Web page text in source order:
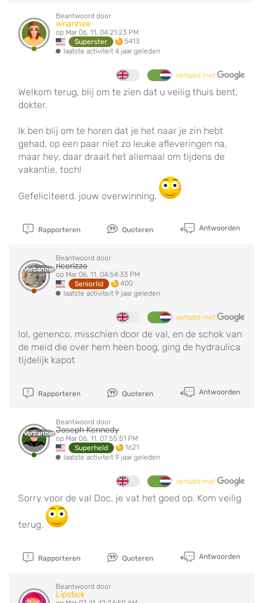
Beantwoord door
wnanhee
op Mar 06, 11, 04:21:23 PM
Superster
5413
laatste activiteit 4 jaar geleden
vertaald met
Welkom terug, blij om te zien dat u veilig thuis bent,
dokter.
Ik ben blij om te horen dat je het naar je zin hebt
gehad, op een paar niet zo leuke afleveringen na,
maar hey, daar draait het allemaal om tijdens de
vakantie, toch!
Gefeliciteerd. jouw overwinning.
Rapporteren Quoteren Antwoorden
Verbannen
Beantwoord door
ricorizzo
op Mar 06, 11, 04:54:33 PM
Seniorlid
400
laatste activiteit 9 jaar geleden
vertaald met
lol, genenco, misschien door de val, en de schok van
de meid die over hem heen boog, ging de hydraulica
tijdelijk kapot
Rapporteren Quoteren Antwoorden
Verbannen
Beantwoord door
Joseph Kennedy
op Mar 06, 11, 07:55:51 PM
Superheld
1621
laatste activiteit 9 jaar geleden
vertaald met
Sorry voor de val Doc, je vat het goed op. Kom veilig
terug.
Rapporteren Quoteren Antwoorden
Beantwoord door
Lipstick